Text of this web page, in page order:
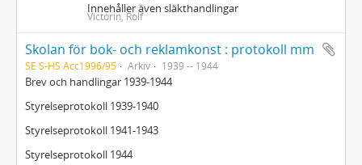
Innehåller även släkthandlingar
Victorin, Rolf
Skolan för bok- och reklamkonst : protokoll mm
SE S-HS Acc1996/95 Arkiv 1939 -- 1944
Brev och handlingar 1939-1944
Styrelseprotokoll 1939-1940
Styrelseprotokoll 1941-1943
Styrelseprotokoll 1944